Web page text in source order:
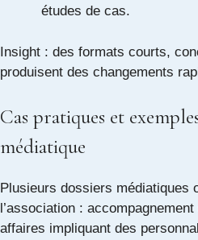
études de cas.
Insight : des formats courts,
produisent des changements
Cas pratiques et
médiatique
Plusieurs dossiers médiatiques
l’association :
affaires impliquant des